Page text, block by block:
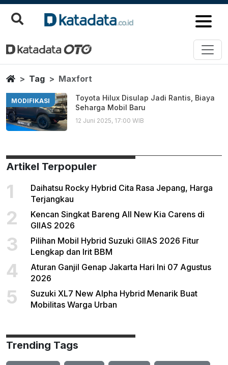
Maxfort
Berita Terbaru
HomeTag Maxfort
MODIFIKASI
Toyota Hilux Disulap Jadi Rantis, Biaya
Seharga Mobil Baru
12 Juni 2025, 17:00 WIB
Artikel Terpopuler
1
Daihatsu Rocky Hybrid Cita Rasa Jepang, Harga
Terjangkau
2
Kencan Singkat Bareng All New Kia Carens di
GIIAS 2026
3
Pilihan Mobil Hybrid Suzuki GIIAS 2026 Fitur
Lengkap dan Irit BBM
4
Aturan Ganjil Genap Jakarta Hari Ini 07 Agustus
2026
5
Suzuki XL7 New Alpha Hybrid Menarik Buat
Mobilitas Warga Urban
Trending Tags